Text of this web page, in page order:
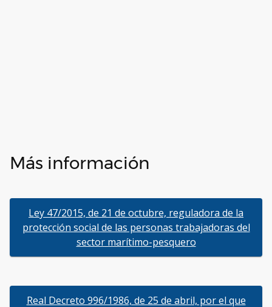
Más información
Ley 47/2015, de 21 de octubre, reguladora de la
protección social de las personas trabajadoras del
sector marítimo-pesquero
Real Decreto 996/1986, de 25 de abril, por el que